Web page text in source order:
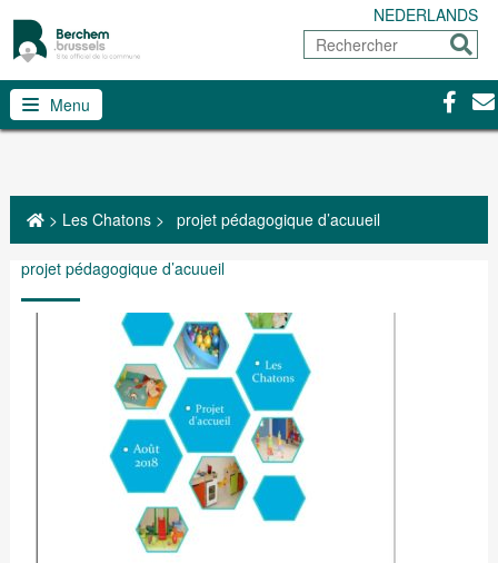
NEDERLANDS
Rechercher
Menu
> Les Chatons> projet pédagogique d’acuueil
projet pédagogique d’acuueil